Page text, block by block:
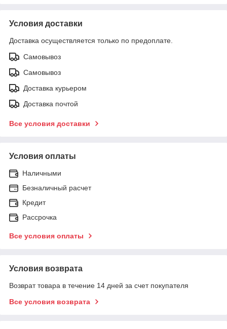
Условия доставки
Доставка осуществляется только по предоплате.
Самовывоз
Самовывоз
Доставка курьером
Доставка почтой
Все условия доставки
Условия оплаты
Наличными
Безналичный расчет
Кредит
Рассрочка
Все условия оплаты
Условия возврата
Возврат товара в течение 14 дней за счет покупателя
Все условия возврата